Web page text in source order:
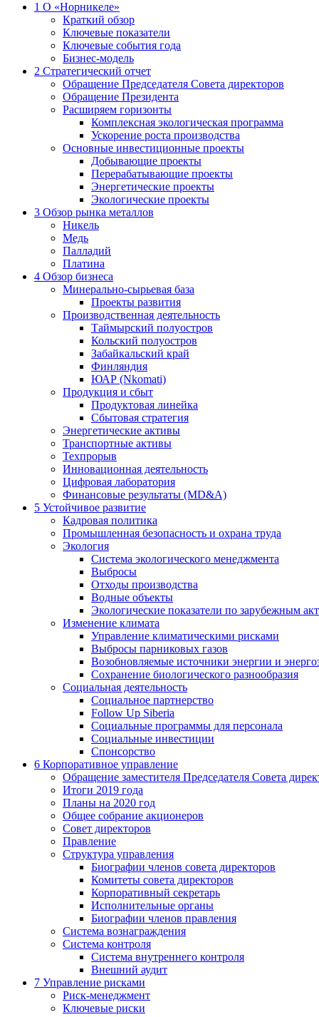
1 О «Норникеле»
Краткий обзор
Ключевые показатели
Ключевые события года
Бизнес-модель
2 Стратегический отчет
Обращение Председателя Совета директоров
Обращение Президента
Расширяем горизонты
Комплексная экологическая программа
Ускорение роста производства
Основные инвестиционные проекты
Добывающие проекты
Перерабатывающие проекты
Энергетические проекты
Экологические проекты
3 Обзор рынка металлов
Никель
Медь
Палладий
Платина
4 Обзор бизнеса
Минерально-сырьевая база
Проекты развития
Производственная деятельность
Таймырский полуостров
Кольский полуостров
Забайкальский край
Финляндия
ЮАР (Nkomati)
Продукция и сбыт
Продуктовая линейка
Сбытовая стратегия
Энергетические активы
Транспортные активы
Техпрорыв
Инновационная деятельность
Цифровая лаборатория
Финансовые результаты (MD&A)
5 Устойчивое развитие
Кадровая политика
Промышленная безопасность и охрана труда
Экология
Система экологического менеджмента
Выбросы
Отходы производства
Водные объекты
Экологические показатели по зарубежным
Изменение климата
Управление климатическими рисками
Выбросы парниковых газов
Возобновляемые источники энергии и
Сохранение биологического разнообразия
Социальная деятельность
Социальное партнерство
Follow Up Siberia
Социальные программы для персонала
Социальные инвестиции
Спонсорство
6 Корпоративное управление
Обращение заместителя Председателя Совета
Итоги 2019 года
Планы на 2020 год
Общее собрание акционеров
Совет директоров
Правление
Структура управления
Биографии членов совета директоров
Комитеты совета директоров
Корпоративный секретарь
Исполнительные органы
Биографии членов правления
Система вознаграждения
Система контроля
Система внутреннего контроля
Внешний аудит
7 Управление рисками
Риск-менеджмент
Ключевые риски